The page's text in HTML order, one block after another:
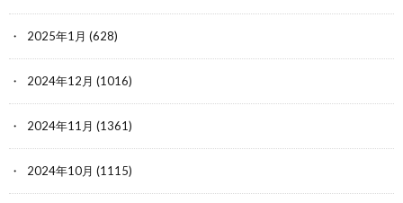
2025年1月 (628)
2024年12月 (1016)
2024年11月 (1361)
2024年10月 (1115)